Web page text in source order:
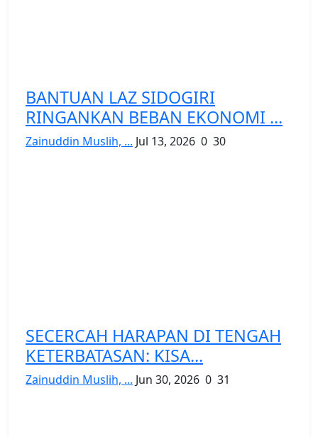
BANTUAN LAZ SIDOGIRI
RINGANKAN BEBAN EKONOMI ...
Zainuddin Muslih, ... Jul 13, 2026 0 30
SECERCAH HARAPAN DI TENGAH
KETERBATASAN: KISA...
Zainuddin Muslih, ... Jun 30, 2026 0 31